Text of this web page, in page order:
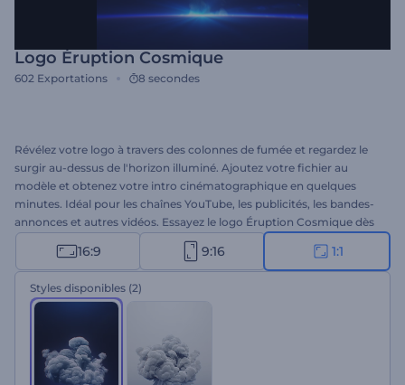
Logo Éruption Cosmique
602 Exportations 8 secondes
Révélez votre logo à travers des colonnes de fumée et regardez le
surgir au-dessus de l'horizon illuminé. Ajoutez votre fichier au
modèle et obtenez votre intro cinématographique en quelques
minutes. Idéal pour les chaînes YouTube, les publicités, les bandes-
annonces et autres vidéos. Essayez le logo Éruption Cosmique dès
16:9 9:16 1:1
Styles disponibles (2)